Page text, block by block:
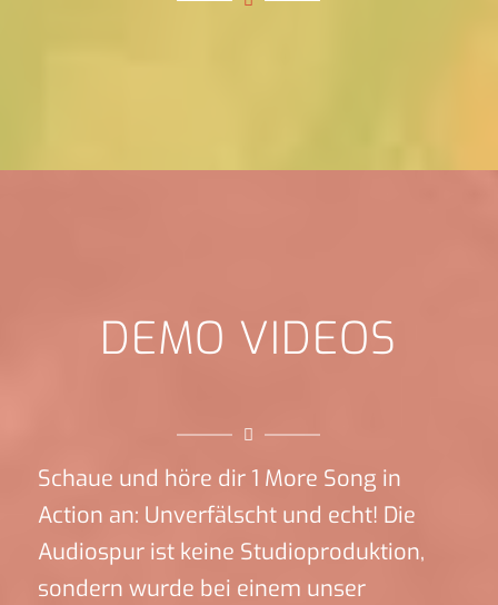
DEMO VIDEOS
Schaue und höre dir 1 More Song in
Action an: Unverfälscht und echt! Die
Audiospur ist keine Studioproduktion,
sondern wurde bei einem unser